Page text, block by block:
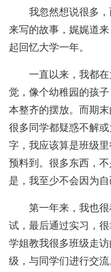
我忽然想说很多，
来写的故事，娓娓道
起回忆大学一年。
一直以来，我都在
觉，像个幼稚园的孩
本整齐的摆放。而期
很多同学都疑惑不解
字，我应该算是班级
预料到。很多东西，
是，我至少不会因为自
第一年来，我也很
试，最后通过实习，
学姐教我很多班级走
级，与同学们进行交